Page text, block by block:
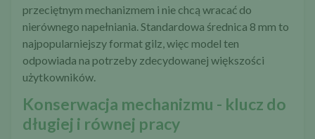
przeciętnym mechanizmem i nie chcą wracać do
nierównego napełniania. Standardowa średnica 8 mm to
najpopularniejszy format gilz, więc model ten
odpowiada na potrzeby zdecydowanej większości
użytkowników.
Konserwacja mechanizmu - klucz do
długiej i równej pracy